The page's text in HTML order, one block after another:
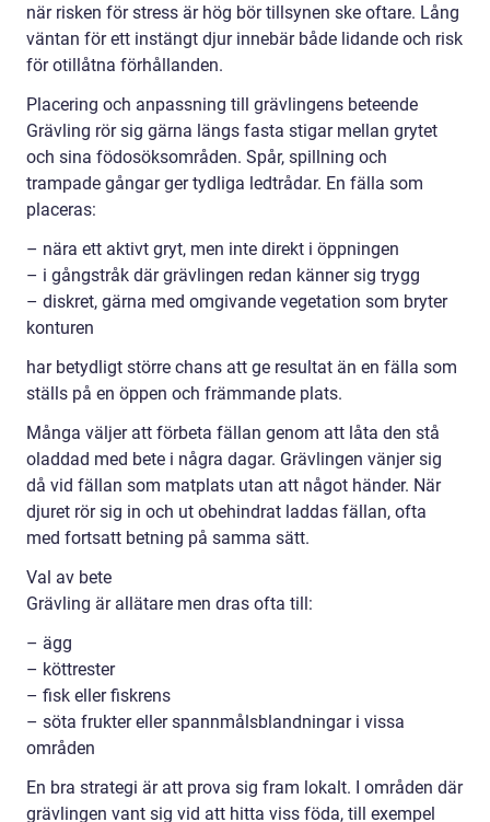
när risken för stress är hög bör tillsynen ske oftare. Lång
väntan för ett instängt djur innebär både lidande och risk
för otillåtna förhållanden.
Placering och anpassning till grävlingens beteende
Grävling rör sig gärna längs fasta stigar mellan grytet
och sina födosöksområden. Spår, spillning och
trampade gångar ger tydliga ledtrådar. En fälla som
placeras:
– nära ett aktivt gryt, men inte direkt i öppningen
– i gångstråk där grävlingen redan känner sig trygg
– diskret, gärna med omgivande vegetation som bryter
konturen
har betydligt större chans att ge resultat än en fälla som
ställs på en öppen och främmande plats.
Många väljer att förbeta fällan genom att låta den stå
oladdad med bete i några dagar. Grävlingen vänjer sig
då vid fällan som matplats utan att något händer. När
djuret rör sig in och ut obehindrat laddas fällan, ofta
med fortsatt betning på samma sätt.
Val av bete
Grävling är allätare men dras ofta till:
– ägg
– köttrester
– fisk eller fiskrens
– söta frukter eller spannmålsblandningar i vissa
områden
En bra strategi är att prova sig fram lokalt. I områden där
grävlingen vant sig vid att hitta viss föda, till exempel